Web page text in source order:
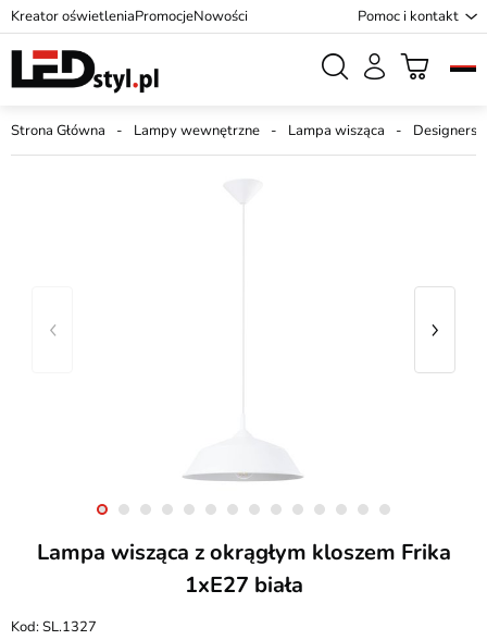
Kreator oświetleniaPromocjeNowości Pomoc i kontakt
Strona Główna Lampy wewnętrzne Lampa wisząca
Lampa wisząca z okrągłym kloszem Frika
1xE27 biała
SL.1327